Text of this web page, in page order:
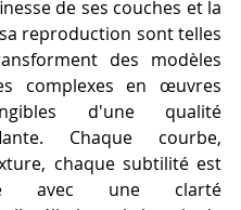
de ses couches et la
reproduction sont telles
des modèles
complexes en œuvres
d'une qualité
Chaque courbe,
chaque subtilité est
avec une clarté